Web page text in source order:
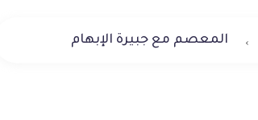
المعصم مع جبيرة الإبهام